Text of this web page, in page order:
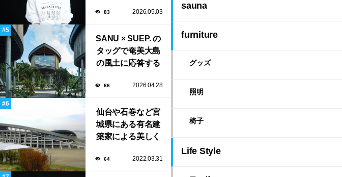
持ちいい暮らし”
83 2026.05.03
SANU × SUEP. の
タッグで奄美大島
の風土に応答する
成！
66 2026.04.28
仙台や石巻など宮
城県にある有名建
築家による美しく
品13選
64 2022.03.31
sauna
furniture
グッズ
照明
椅子
Life Style